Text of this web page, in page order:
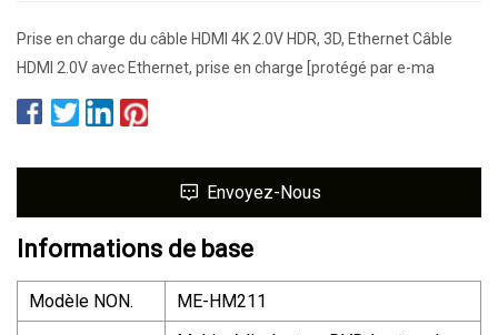
Prise en charge du câble HDMI 4K 2.0V HDR, 3D, Ethernet Câble
HDMI 2.0V avec Ethernet, prise en charge [protégé par e-ma
Envoyez-Nous
Informations de base
Modèle NON. ME-HM211